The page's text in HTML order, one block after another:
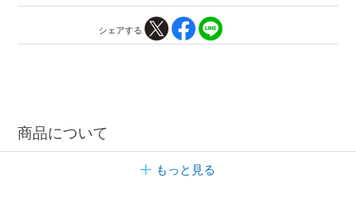
シェアする
商品について
もっと見る